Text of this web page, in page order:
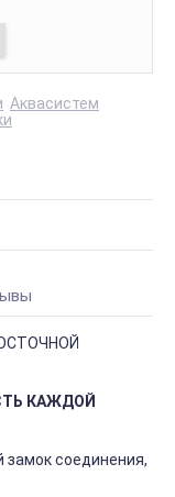
Аквасистем
КАЖДОЙ
замок соединения,